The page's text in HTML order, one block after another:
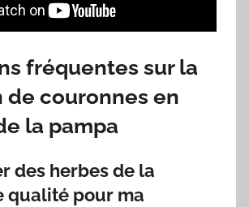
fréquentes sur la
de couronnes en
la pampa
des herbes de la
qualité pour ma